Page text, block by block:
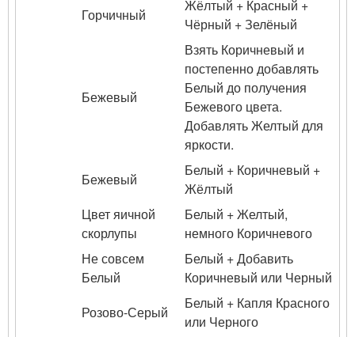
Горчичный
Жёлтый + Красный +
Чёрный + Зелёный
Бежевый
Взять Коричневый и
постепенно добавлять
Белый до получения
Бежевого цвета.
Добавлять Желтый для
яркости.
Бежевый
Белый + Коричневый +
Жёлтый
Цвет яичной
скорлупы
Белый + Желтый,
немного Коричневого
Не совсем
Белый
Белый + Добавить
Коричневый или Черный
Розово-Серый
Белый + Капля Красного
или Черного